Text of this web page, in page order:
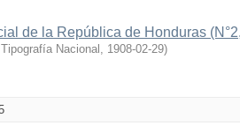
de la República de Honduras
Nacional , 1908-02-29)